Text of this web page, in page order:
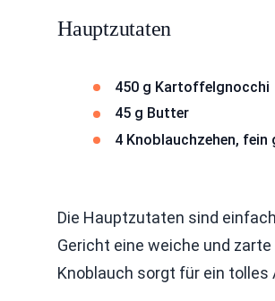
Hauptzutaten
450 g Kartoffelgnocchi
45 g Butter
4 Knoblauchzehen, fein
Die Hauptzutaten sind
Gericht eine weiche und
Knoblauch sorgt für ein tolles